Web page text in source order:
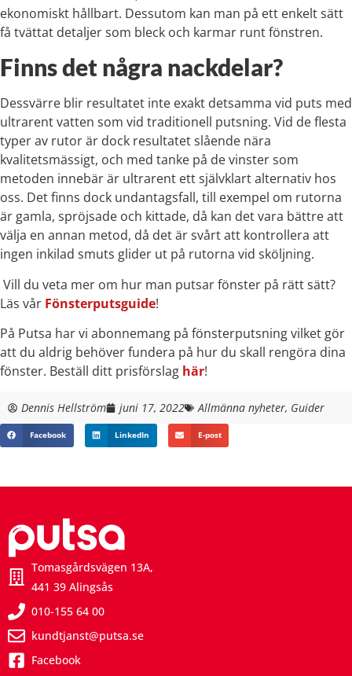
ekonomiskt hållbart. Dessutom kan man på ett enkelt sätt
få tvättat detaljer som bleck och karmar runt fönstren.
Finns det några nackdelar?
Dessvärre blir resultatet inte exakt detsamma vid puts med
ultrarent vatten som vid traditionell putsning. Vid de flesta
typer av rutor är dock resultatet slående nära
kvalitetsmässigt, och med tanke på de vinster som
metoden innebär är ultrarent ett självklart alternativ hos
oss. Det finns dock undantagsfall, till exempel om rutorna
är gamla, spröjsade och kittade, då kan det vara bättre att
välja en annan metod, då det är svårt att kontrollera att
ingen inkilad smuts glider ut på rutorna vid sköljning.
Vill du veta mer om hur man putsar fönster på rätt sätt?
Läs vår Fönsterputsguide!
På Putsa har vi abonnemang på fönsterputsning vilket gör
att du aldrig behöver fundera på hur du skall rengöra dina
fönster. Beställ ditt prisförslag här!
Dennis Hellström juni 17, 2022 Allmänna nyheter, Guider
Facebook LinkedIn E-post
Tomasgårdsvägen 13A,
441 39 Alingsås
010-155 64 00
kundtjanst@putsa.se
Facebook